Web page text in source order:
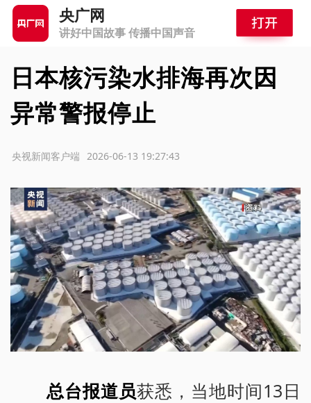
央广网
讲好中国故事 传播中国声音
日本核污染水排海再次因
异常警报停止
2026-06-13 19:27:43
央视新闻客户端
总台报道员获悉，当地时间13日